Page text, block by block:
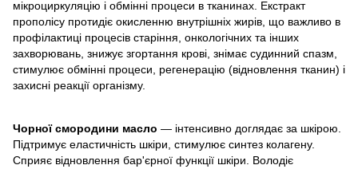
мікроциркуляцію і обмінні процеси в тканинах. Екстракт
прополісу протидіє окисленню внутрішніх жирів, що важливо в
профілактиці процесів старіння, онкологічних та інших
захворювань, знижує згортання крові, знімає судинний спазм,
стимулює обмінні процеси, регенерацію (відновлення тканин) і
захисні реакції організму.
Чорної смородини масло — інтенсивно доглядає за шкірою.
Підтримує еластичність шкіри, стимулює синтез колагену.
Сприяє відновлення бар'єрної функції шкіри. Володіє